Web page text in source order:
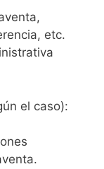
etc.
el caso):